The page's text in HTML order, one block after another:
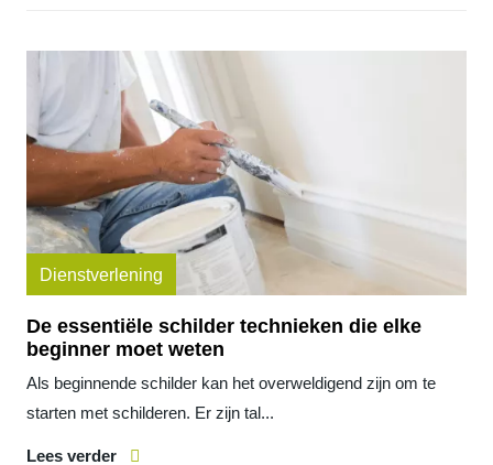
Dienstverlening
De essentiële schilder technieken die elke
beginner moet weten
Als beginnende schilder kan het overweldigend zijn om te
starten met schilderen. Er zijn tal...
Lees verder